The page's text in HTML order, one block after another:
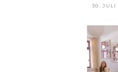
30. JULI